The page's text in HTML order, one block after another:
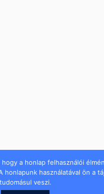
a honlap felhasználói
honlapunk használatával ön a
tudomásul veszi.